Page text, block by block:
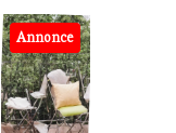
Annonce